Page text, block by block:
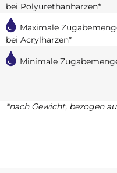
bei Polyurethanharzen*
Maximale
bei Acrylharzen*
Minimale
*nach Gewicht, bezogen